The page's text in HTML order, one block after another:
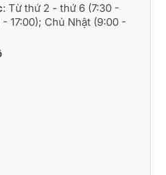
: Từ thứ 2 - thứ 6 (7:30 -
17:00); Chủ Nhật (9:00 -